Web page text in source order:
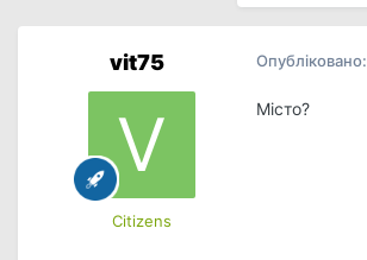
vit75
Сitizens
Опубліковано:
Місто?